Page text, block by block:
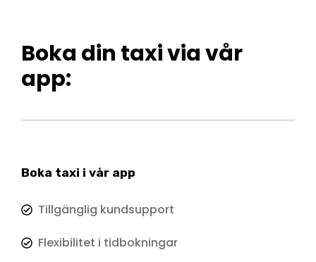
Boka din taxi via vår
app:
Boka taxi i vår app
Tillgänglig kundsupport
Flexibilitet i tidbokningar